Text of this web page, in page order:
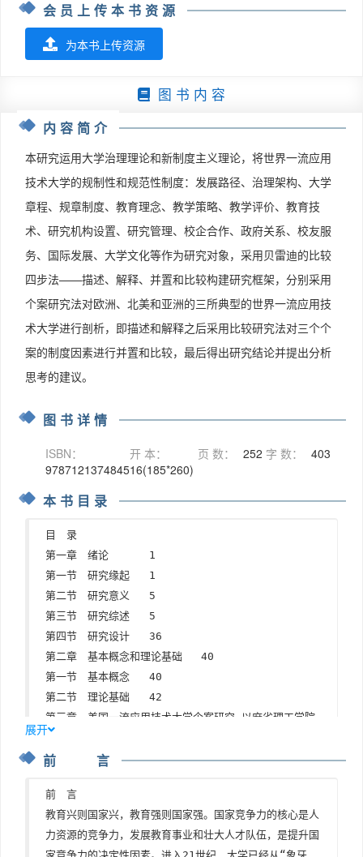
会员上传本书资源
为本书上传资源
图 书 内 容
内容简介
本研究运用大学治理理论和新制度主义理论，将世界一流应用
技术大学的规制性和规范性制度：发展路径、治理架构、大学
章程、规章制度、教育理念、教学策略、教学评价、教育技
术、研究机构设置、研究管理、校企合作、政府关系、校友服
务、国际发展、大学文化等作为研究对象，采用贝雷迪的比较
四步法——描述、解释、并置和比较构建研究框架，分别采用
个案研究法对欧洲、北美和亚洲的三所典型的世界一流应用技
术大学进行剖析，即描述和解释之后采用比较研究法对三个个
案的制度因素进行并置和比较，最后得出研究结论并提出分析
思考的建议。
图书详情
ISBN：
9787121374845
开 本：
16(185*260)
页 数： 252 字 数： 403
本书目录
目　录
第一章　绪论	1
第一节　研究缘起	1
第二节　研究意义	5
第三节　研究综述	5
第四节　研究设计	36
第二章　基本概念和理论基础	40
第一节　基本概念	40
第二节　理论基础	42
第三章　美国一流应用技术大学个案研究—以麻省理工学院
第一节　发展历史	47
第三节　人才培养	74
第四节　科研管理	99
第五节　社会服务	109
展开
前 言
前　言
教育兴则国家兴，教育强则国家强。国家竞争力的核心是人
力资源的竞争力，发展教育事业和壮大人才队伍，是提升国